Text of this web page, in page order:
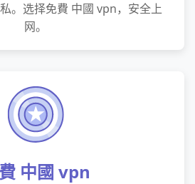
。选择免費 中國 vpn，安全上
网。
中國 vpn